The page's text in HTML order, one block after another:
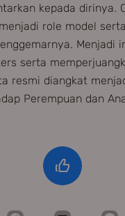
kepada dirinya.
role model
Menjadi
serta
resmi diangkat
Perempuan dan